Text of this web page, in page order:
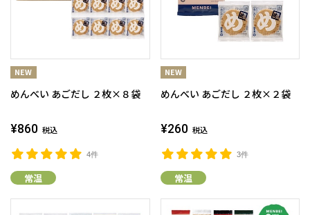
めんべい あごだし ２枚×８袋
4件
¥860 税込
常温
めんべい あごだし ２枚×２袋
3件
¥260 税込
常温